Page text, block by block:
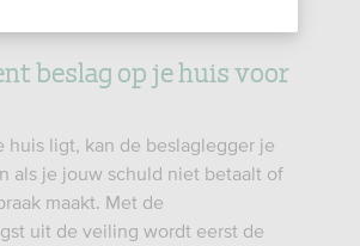
beslag op je huis voor
huis ligt, kan de beslaglegger je
als je jouw schuld niet betaalt of
maakt. Met de
uit de veiling wordt eerst de